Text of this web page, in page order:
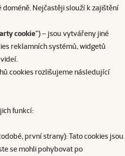
Nejčastěji slouží k zajištění
cookie“) – jsou vytvářeny jiné
reklamních systémů, widgetů
cookies rozlišujeme následující
funkcí:
první strany): Tato cookies jsou
se mohli pohybovat po